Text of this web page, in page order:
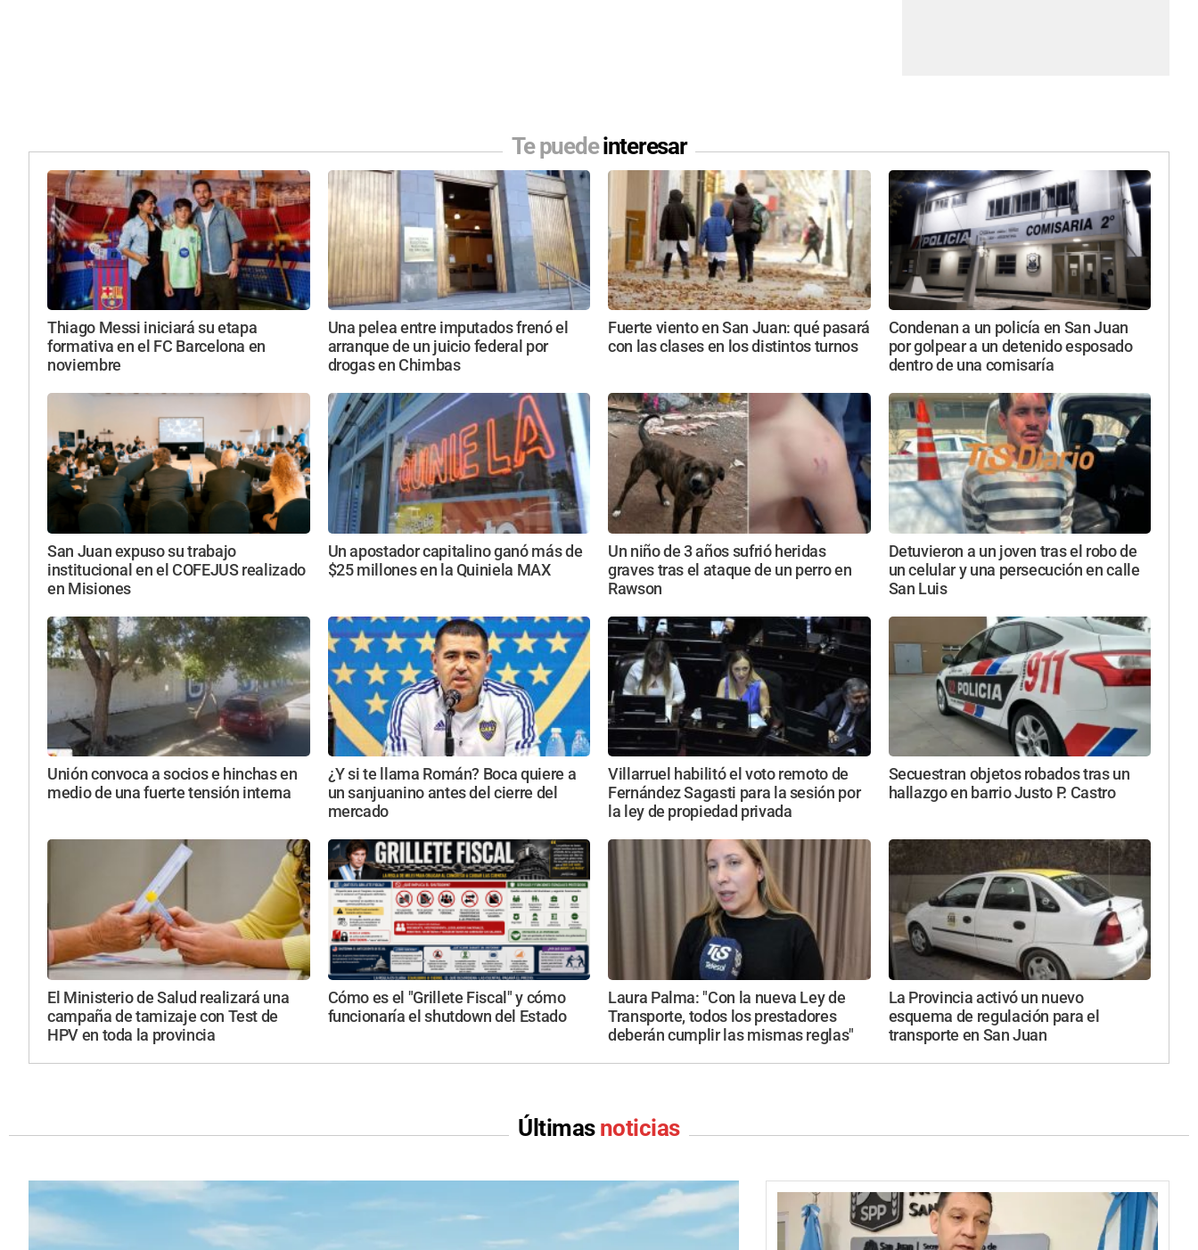
Te puedeinteresar
Thiago Messi iniciará su etapa
formativa en el FC Barcelona en
noviembre
Una pelea entre imputados frenó el
arranque de un juicio federal por
drogas en Chimbas
Fuerte viento en San Juan: qué pasará
con las clases en los distintos turnos
Condenan a un policía en San Juan
por golpear a un detenido esposado
dentro de una comisaría
San Juan expuso su trabajo
institucional en el COFEJUS realizado
en Misiones
Un apostador capitalino ganó más de
$25 millones en la Quiniela MAX
Un niño de 3 años sufrió heridas
graves tras el ataque de un perro en
Rawson
Detuvieron a un joven tras el robo de
un celular y una persecución en calle
San Luis
Unión convoca a socios e hinchas en
medio de una fuerte tensión interna
¿Y si te llama Román? Boca quiere a
un sanjuanino antes del cierre del
mercado
Villarruel habilitó el voto remoto de
Fernández Sagasti para la sesión por
la ley de propiedad privada
Secuestran objetos robados tras un
hallazgo en barrio Justo P. Castro
El Ministerio de Salud realizará una
campaña de tamizaje con Test de
HPV en toda la provincia
Cómo es el "Grillete Fiscal" y cómo
funcionaría el shutdown del Estado
Laura Palma: "Con la nueva Ley de
Transporte, todos los prestadores
deberán cumplir las mismas reglas"
La Provincia activó un nuevo
esquema de regulación para el
transporte en San Juan
Últimas noticias